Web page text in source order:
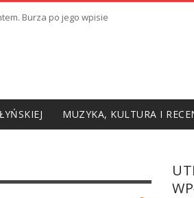
Burza po jego wpisie
MUZYKA, KULTURA I